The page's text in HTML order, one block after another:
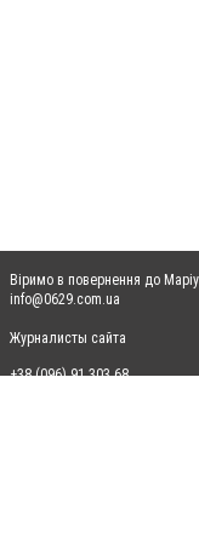
Віримо в повернення до
info@0629.com.ua
Журналисты сайта
+38 (096) 91 303 68